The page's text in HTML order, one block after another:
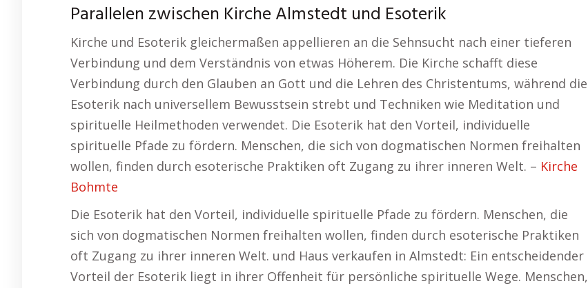
Parallelen zwischen Kirche Almstedt und Esoterik
Kirche und Esoterik gleichermaßen appellieren an die Sehnsucht nach einer tieferen
Verbindung und dem Verständnis von etwas Höherem. Die Kirche schafft diese
Verbindung durch den Glauben an Gott und die Lehren des Christentums, während die
Esoterik nach universellem Bewusstsein strebt und Techniken wie Meditation und
spirituelle Heilmethoden verwendet. Die Esoterik hat den Vorteil, individuelle
spirituelle Pfade zu fördern. Menschen, die sich von dogmatischen Normen freihalten
wollen, finden durch esoterische Praktiken oft Zugang zu ihrer inneren Welt. – Kirche
Bohmte
Die Esoterik hat den Vorteil, individuelle spirituelle Pfade zu fördern. Menschen, die
sich von dogmatischen Normen freihalten wollen, finden durch esoterische Praktiken
oft Zugang zu ihrer inneren Welt. und Haus verkaufen in Almstedt: Ein entscheidender
Vorteil der Esoterik liegt in ihrer Offenheit für persönliche spirituelle Wege. Menschen,